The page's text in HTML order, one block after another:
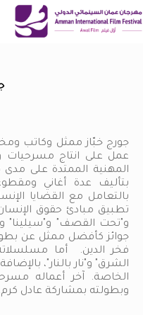
جورج خبّاز ممثل وكاتب
عمل على انتاج مسرحيات
بتأليف عدة أغاني
بالتعامل مع القضايا
تطبيق مبادئ حقوق
و"تحت القصف" و"سيلينا"
جوائز كأفضل ممثل عن
فخر الدين. أما
الخاصة. آخر أعماله
وبطولته بمشاركة عادل كرم.